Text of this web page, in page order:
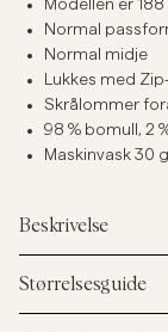
Modellen er
Normal
Normal midje
Lukkes med
Skrålommer
98 % bomull, 2
Maskinvask 30
Beskrivelse
Størrelsesguide